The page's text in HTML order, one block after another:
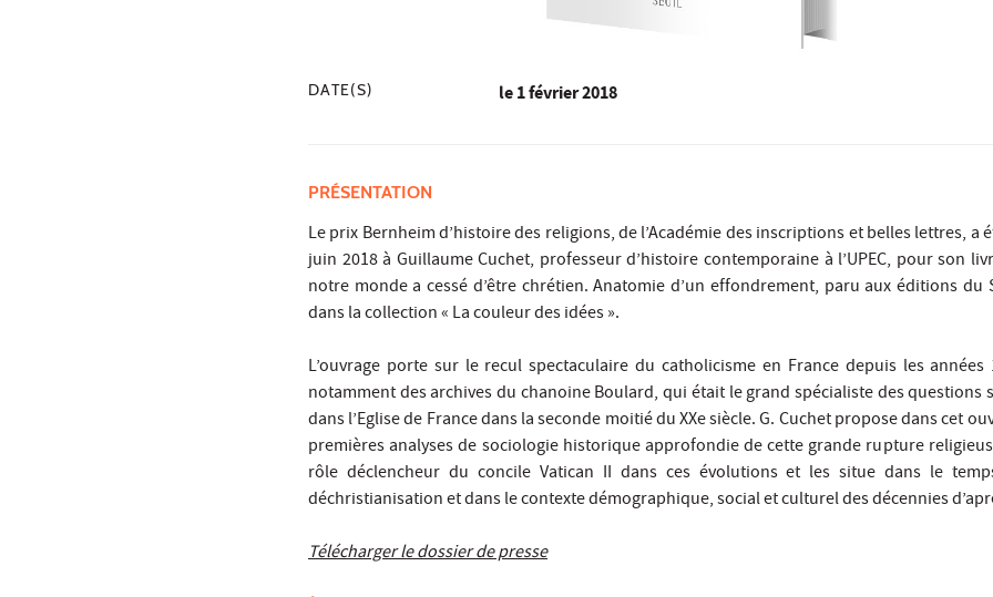
DATE(S) le1 février 2018
PRÉSENTATION
Le prix Bernheim d’histoire des religions, de l’Académie des inscriptions et belles lettres, a
juin 2018 à Guillaume Cuchet, professeur d’histoire contemporaine à l’UPEC, pour son
notre monde a cessé d’être chrétien. Anatomie d’un effondrement, paru aux éditions du
dans la collection « La couleur des idées ».
L’ouvrage porte sur le recul spectaculaire du catholicisme en France depuis les
notamment des archives du chanoine Boulard, qui était le grand spécialiste des questions
dans l’Eglise de France dans la seconde moitié du XXe siècle. G. Cuchet propose dans cet
premières analyses de sociologie historique approfondie de cette grande rupture
rôle déclencheur du concile Vatican II dans ces évolutions et les situe dans le
déchristianisation et dans le contexte démographique, social et culturel des décennies
Télécharger le dossier de presse